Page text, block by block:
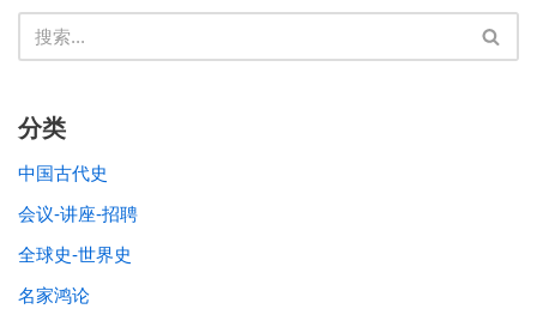
分类
中国古代史
会议-讲座-招聘
全球史-世界史
名家鸿论